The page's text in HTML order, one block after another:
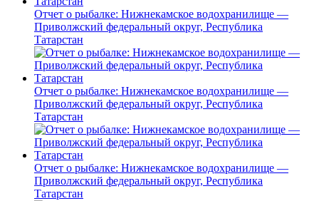
Отчет о рыбалке: Нижнекамское водохранилище —
Приволжский федеральный округ, Республика
Татарстан
Отчет о рыбалке: Нижнекамское водохранилище —
Приволжский федеральный округ, Республика
Татарстан
Отчет о рыбалке: Нижнекамское водохранилище —
Приволжский федеральный округ, Республика
Татарстан